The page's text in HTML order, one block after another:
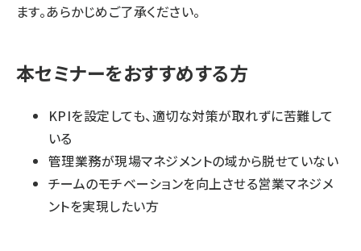
ます。あらかじめご了承ください。
本セミナーをおすすめする方
KPIを設定しても、適切な対策が取れずに苦難して
いる
管理業務が現場マネジメントの域から脱せていない
チームのモチベーションを向上させる営業マネジメ
ントを実現したい方